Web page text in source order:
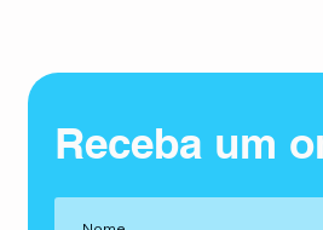
Receba um